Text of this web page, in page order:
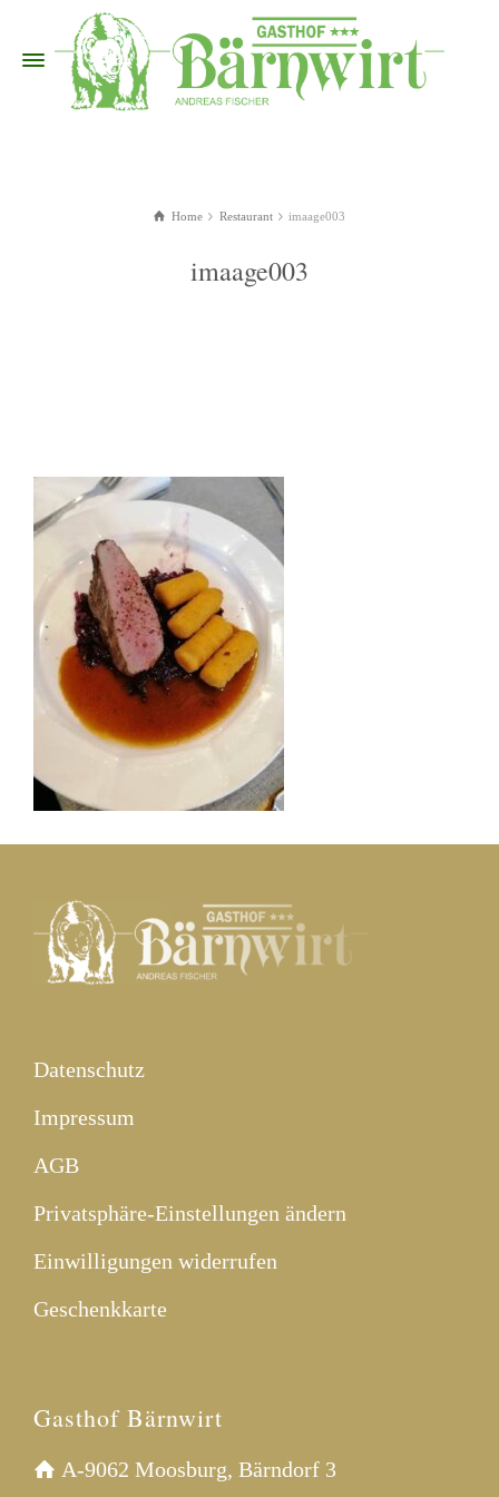
Home Restaurant imaage003
imaage003
Datenschutz
Impressum
AGB
Privatsphäre-Einstellungen ändern
Einwilligungen widerrufen
Geschenkkarte
Gasthof Bärnwirt
A-9062 Moosburg, Bärndorf 3